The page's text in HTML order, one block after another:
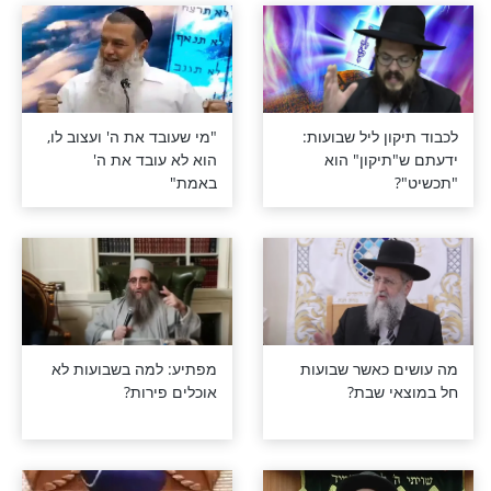
חשובה
מה הקשר בין כיבוד הורים
לאחרית הימים?
השכחה היא
מעניין: למה לא יצאה יד
מהשמיים ולקחה את